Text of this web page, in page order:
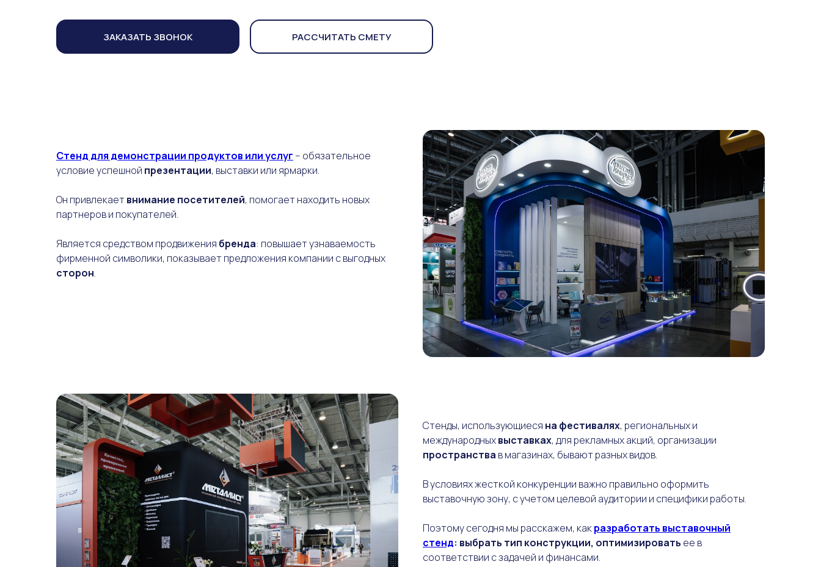
ЗАКАЗАТЬ ЗВОНОК РАССЧИТАТЬ СМЕТУ
Стенд для демонстрации продуктов или услуг – обязательное
условие успешной презентации, выставки или ярмарки.
Он привлекаетвнимание посетителей, помогает находить новых
партнеров и покупателей.
Является средством продвижения бренда: повышает узнаваемость
фирменной символики, показывает предложения компании с выгодных
сторон.
Стенды, использующиеся на фестивалях, региональных и
международныхвыставках, для рекламных акций, организации
пространства в магазинах, бывают разных видов.
В условиях жесткой конкуренции важно правильно оформить
выставочную зону, с учетом целевой аудитории и специфики работы.
Поэтому сегодня мы расскажем, какразработать выставочный
стенд: выбрать тип конструкции, оптимизировать ее в
соответствии с задачей и финансами.